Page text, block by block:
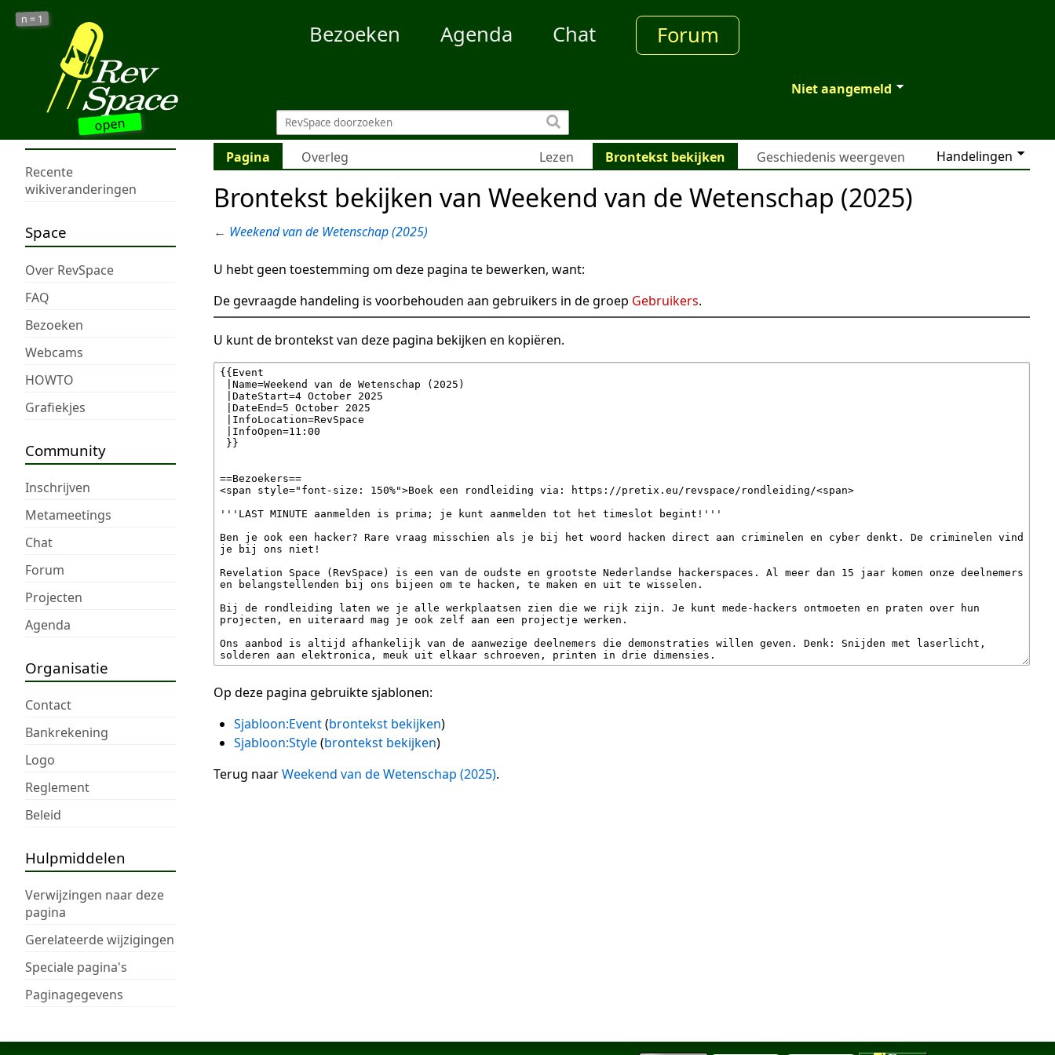
open
n = 1
Bezoeken Agenda Chat Forum
Niet aangemeld
Recente
wikiveranderingen
Space
Over RevSpace
FAQ
Bezoeken
Webcams
HOWTO
Grafiekjes
Community
Inschrijven
Metameetings
Chat
Forum
Projecten
Agenda
Organisatie
Contact
Bankrekening
Logo
Reglement
Beleid
Hulpmiddelen
Verwijzingen naar deze
pagina
Gerelateerde wijzigingen
Speciale pagina's
Paginagegevens
Pagina Overleg Handelingen
Lezen Brontekst bekijken Geschiedenis weergeven
Brontekst bekijken van Weekend van de Wetenschap (2025)
← Weekend van de Wetenschap (2025)
U hebt geen toestemming om deze pagina te bewerken, want:
De gevraagde handeling is voorbehouden aan gebruikers in de groep Gebruikers.
U kunt de brontekst van deze pagina bekijken en kopiëren.
Op deze pagina gebruikte sjablonen:
Sjabloon:Event(brontekst bekijken)
Sjabloon:Style(brontekst bekijken)
Terug naarWeekend van de Wetenschap (2025).